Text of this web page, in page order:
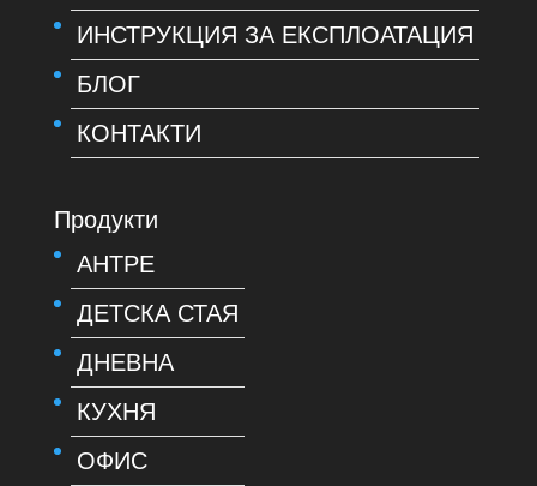
ИНСТРУКЦИЯ ЗА ЕКСПЛОАТАЦИЯ
БЛОГ
КОНТАКТИ
Продукти
АНТРЕ
ДЕТСКА СТАЯ
ДНЕВНА
КУХНЯ
ОФИС